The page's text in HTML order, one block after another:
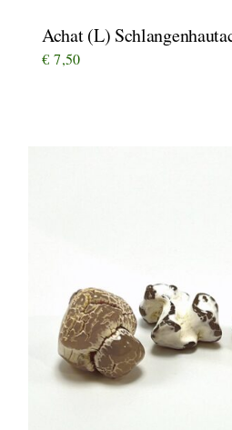
Achat (L)
€ 7,50